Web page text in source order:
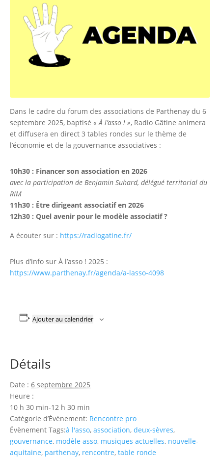
Dans le cadre du forum des associations de Parthenay du 6
septembre 2025, baptisé « À l’asso ! », Radio Gâtine animera
et diffusera en direct 3 tables rondes sur le thème de
l’économie et de la gouvernance associatives :
10h30 : Financer son association en 2026
avec la participation de Benjamin Suhard, délégué territorial du
RIM
11h30 : Être dirigeant associatif en 2026
12h30 : Quel avenir pour le modèle associatif ?
A écouter sur : https://radiogatine.fr/
Plus d’info sur À l’asso ! 2025 :
https://www.parthenay.fr/agenda/a-lasso-4098
Ajouter au calendrier
Détails
Date : 6 septembre 2025
Heure :
10 h 30 min-12 h 30 min
Catégorie d’Évènement: Rencontre pro
Évènement Tags:à l'asso, association, deux-sèvres,
gouvernance, modèle asso, musiques actuelles, nouvelle-
aquitaine, parthenay, rencontre, table ronde